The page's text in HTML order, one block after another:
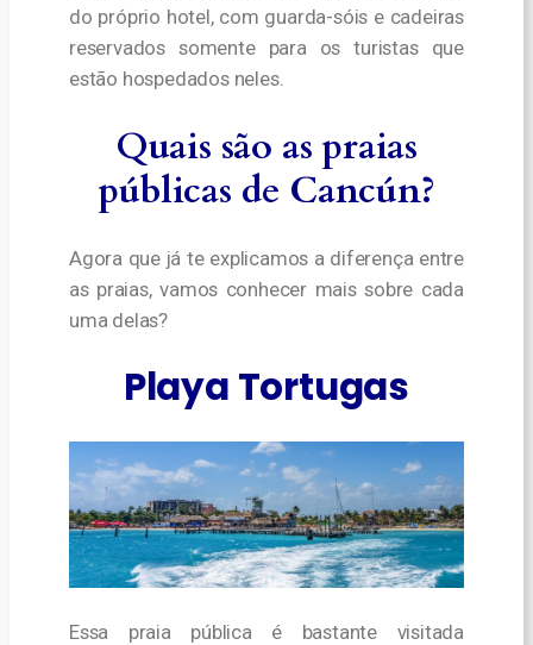
do próprio hotel, com guarda-sóis e cadeiras
reservados somente para os turistas que
estão hospedados neles.
Quais são as praias
públicas de Cancún?
Agora que já te explicamos a diferença entre
as praias, vamos conhecer mais sobre cada
uma delas?
Playa Tortugas
Essa praia pública é bastante visitada